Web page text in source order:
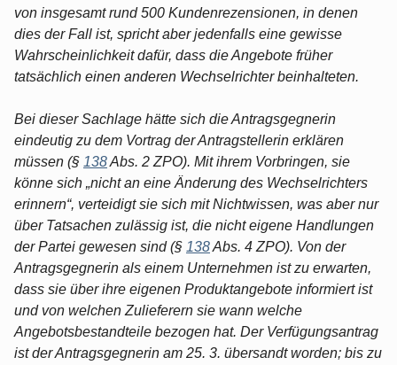
von insgesamt rund 500 Kundenrezensionen, in denen
dies der Fall ist, spricht aber jedenfalls eine gewisse
Wahrscheinlichkeit dafür, dass die Angebote früher
tatsächlich einen anderen Wechselrichter beinhalteten.
Bei dieser Sachlage hätte sich die Antragsgegnerin
eindeutig zu dem Vortrag der Antragstellerin erklären
müssen (§ 138Abs. 2 ZPO). Mit ihrem Vorbringen, sie
könne sich „nicht an eine Änderung des Wechselrichters
erinnern“, verteidigt sie sich mit Nichtwissen, was aber nur
über Tatsachen zulässig ist, die nicht eigene Handlungen
der Partei gewesen sind (§ 138Abs. 4 ZPO). Von der
Antragsgegnerin als einem Unternehmen ist zu erwarten,
dass sie über ihre eigenen Produktangebote informiert ist
und von welchen Zulieferern sie wann welche
Angebotsbestandteile bezogen hat. Der Verfügungsantrag
ist der Antragsgegnerin am 25. 3. übersandt worden; bis zu